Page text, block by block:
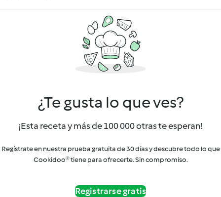
¿Te gusta lo que ves?
¡Esta receta y más de 100 000 otras te esperan!
Regístrate en nuestra prueba gratuita de 30 días y descubre todo lo que
Cookidoo® tiene para ofrecerte. Sin compromiso.
Registrarse gratis